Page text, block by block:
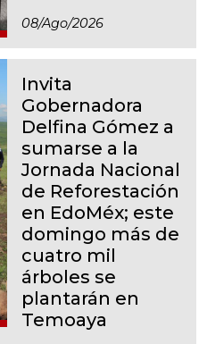
08/ago/2026
Invita
Gobernadora
Delfina Gómez a
sumarse a la
Jornada Nacional
de Reforestación
en EdoMéx; este
domingo más de
cuatro mil
árboles se
plantarán en
Temoaya